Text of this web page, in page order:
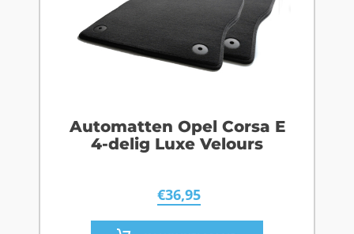
Automatten Opel Corsa E
4-delig Luxe Velours
€36,95